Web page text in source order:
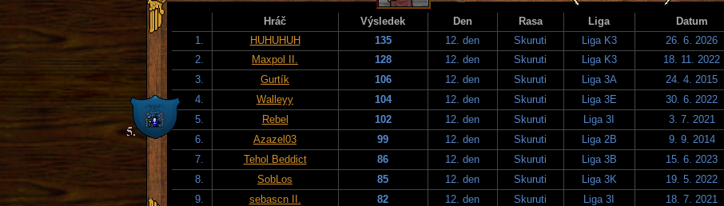
Hráč Výsledek Den Rasa Liga Datum
1.
HUHUHUH 135 12. den Skuruti Liga K3 26. 6. 2026
2.
Maxpol II. 128 12. den Skuruti Liga K3 18. 11. 2022
3.
Gurtík 106 12. den Skuruti Liga 3A 24. 4. 2015
4.
Walleyy 104 12. den Skuruti Liga 3E 30. 6. 2022
5.
Rebel 102 12. den Skuruti Liga 3I 3. 7. 2021
6.
Azazel03 99 12. den Skuruti Liga 2B 9. 9. 2014
7.
Tehol Beddict 86 12. den Skuruti Liga 3B 15. 6. 2023
8.
SobLos 85 12. den Skuruti Liga 3K 19. 5. 2022
9.
sebascn II. 82 12. den Skuruti Liga 3I 18. 7. 2021